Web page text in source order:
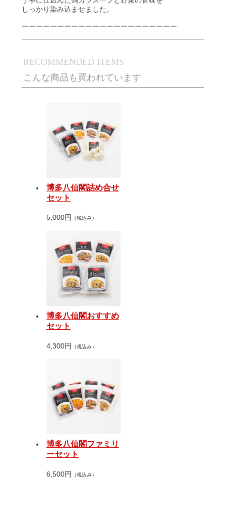
しっかり染み込ませました。
ーーーーーーーーーーーーーーーーーーーーーー
RECOMMENDED ITEMS
こんな商品も買われています
博多八仙閣詰め合せ
セット
5,000円 （税込み）
博多八仙閣おすすめ
セット
4,300円 （税込み）
博多八仙閣ファミリ
ーセット
6,500円 （税込み）